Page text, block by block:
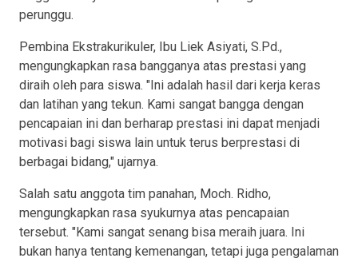
perunggu.
Pembina Ekstrakurikuler, Ibu Liek Asiyati, S.Pd.,
mengungkapkan rasa bangganya atas prestasi yang
diraih oleh para siswa. "Ini adalah hasil dari kerja keras
dan latihan yang tekun. Kami sangat bangga dengan
pencapaian ini dan berharap prestasi ini dapat menjadi
motivasi bagi siswa lain untuk terus berprestasi di
berbagai bidang," ujarnya.
Salah satu anggota tim panahan, Moch. Ridho,
mengungkapkan rasa syukurnya atas pencapaian
tersebut. "Kami sangat senang bisa meraih juara. Ini
bukan hanya tentang kemenangan, tetapi juga pengalaman